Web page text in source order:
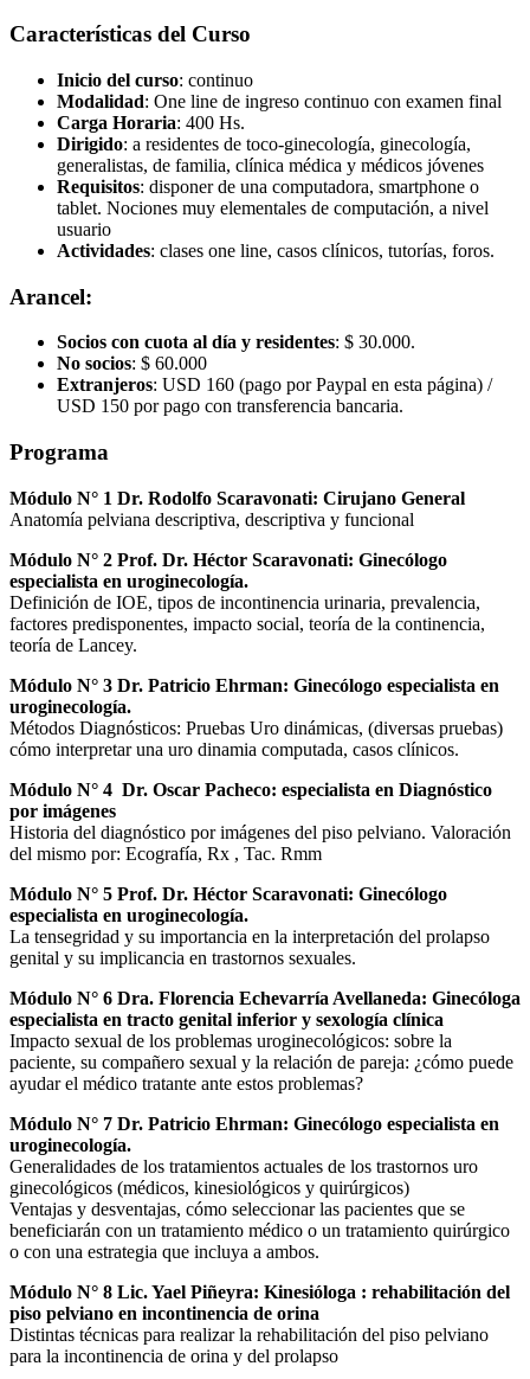
Características del Curso
Inicio del curso: continuo
Modalidad: One line de ingreso continuo con examen final
Carga Horaria: 400 Hs.
Dirigido: a residentes de toco-ginecología, ginecología,
generalistas, de familia, clínica médica y médicos jóvenes
Requisitos: disponer de una computadora, smartphone o
tablet. Nociones muy elementales de computación, a nivel
usuario
Actividades: clases one line, casos clínicos, tutorías, foros.
Arancel:
Socios con cuota al día y residentes: $ 30.000.
No socios: $ 60.000
Extranjeros: USD 160 (pago por Paypal en esta página) /
USD 150 por pago con transferencia bancaria.
Programa
Módulo N° 1 Dr. Rodolfo Scaravonati: Cirujano General
Anatomía pelviana descriptiva, descriptiva y funcional
Módulo N° 2 Prof. Dr. Héctor Scaravonati: Ginecólogo
especialista en uroginecología.
Definición de IOE, tipos de incontinencia urinaria, prevalencia,
factores predisponentes, impacto social, teoría de la continencia,
teoría de Lancey.
Módulo N° 3 Dr. Patricio Ehrman: Ginecólogo especialista en
uroginecología.
Métodos Diagnósticos: Pruebas Uro dinámicas, (diversas pruebas)
cómo interpretar una uro dinamia computada, casos clínicos.
Módulo N° 4 Dr. Oscar Pacheco: especialista en Diagnóstico
por imágenes
Historia del diagnóstico por imágenes del piso pelviano. Valoración
del mismo por: Ecografía, Rx , Tac. Rmm
Módulo N° 5 Prof. Dr. Héctor Scaravonati: Ginecólogo
especialista en uroginecología.
La tensegridad y su importancia en la interpretación del prolapso
genital y su implicancia en trastornos sexuales.
Módulo N° 6 Dra. Florencia Echevarría Avellaneda: Ginecóloga
especialista en tracto genital inferior y sexología clínica
Impacto sexual de los problemas uroginecológicos: sobre la
paciente, su compañero sexual y la relación de pareja: ¿cómo puede
ayudar el médico tratante ante estos problemas?
Módulo N° 7 Dr. Patricio Ehrman: Ginecólogo especialista en
uroginecología.
Generalidades de los tratamientos actuales de los trastornos uro
ginecológicos (médicos, kinesiológicos y quirúrgicos)
Ventajas y desventajas, cómo seleccionar las pacientes que se
beneficiarán con un tratamiento médico o un tratamiento quirúrgico
o con una estrategia que incluya a ambos.
Módulo N° 8 Lic. Yael Piñeyra: Kinesióloga : rehabilitación del
piso pelviano en incontinencia de orina
Distintas técnicas para realizar la rehabilitación del piso pelviano
para la incontinencia de orina y del prolapso